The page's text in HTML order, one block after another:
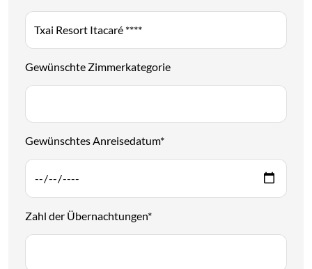
Gewünschte Zimmerkategorie
Gewünschtes Anreisedatum*
Zahl der Übernachtungen*